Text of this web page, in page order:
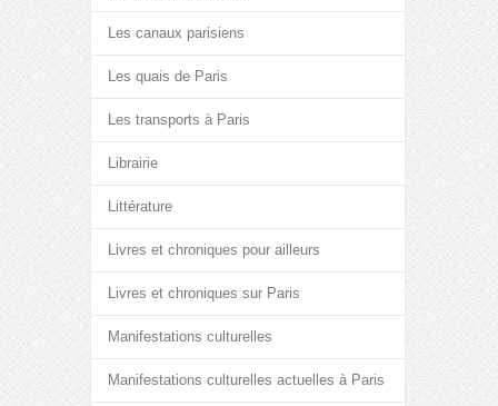
Les canaux parisiens
Les quais de Paris
Les transports à Paris
Librairie
Littérature
Livres et chroniques pour ailleurs
Livres et chroniques sur Paris
Manifestations culturelles
Manifestations culturelles actuelles à Paris